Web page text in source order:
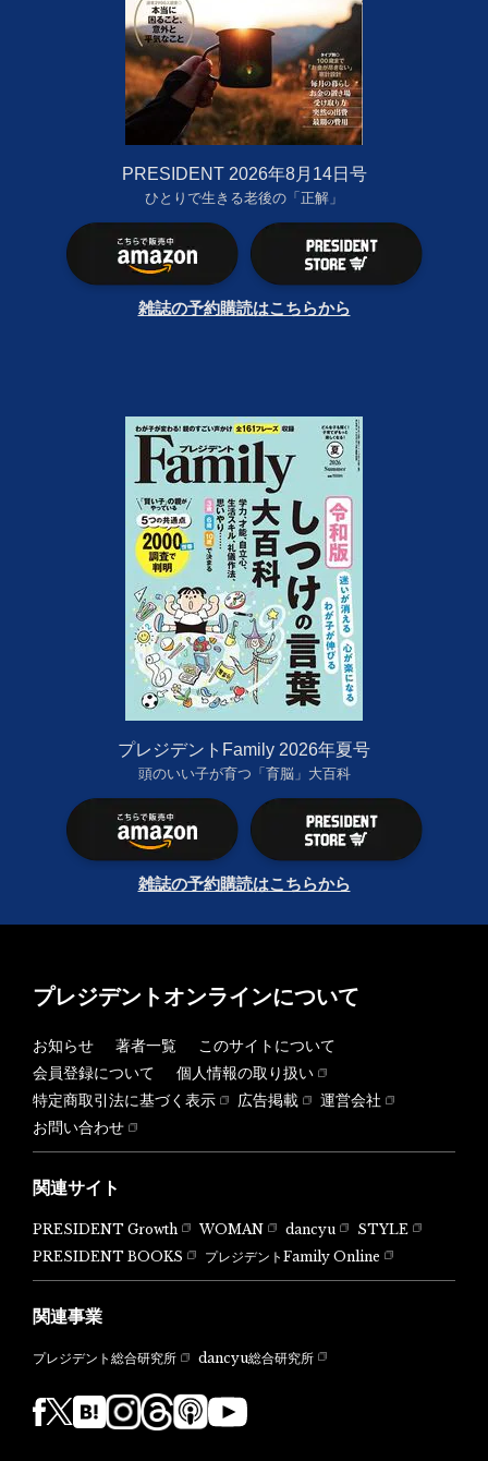
PRESIDENT 2026年8月14日号
ひとりで生きる老後の「正解」
雑誌の予約購読はこちらから
プレジデントFamily 2026年夏号
頭のいい子が育つ「育脳」大百科
雑誌の予約購読はこちらから
プレジデントオンラインについて
お知らせ 著者一覧
このサイトについて
会員登録について
個人情報の取り扱い
特定商取引法に基づく表示
広告掲載
運営会社
お問い合わせ
関連サイト
PRESIDENT Growth WOMAN dancyu
STYLE
PRESIDENT BOOKS
プレジデントFamily Online
関連事業
プレジデント総合研究所 dancyu総合研究所